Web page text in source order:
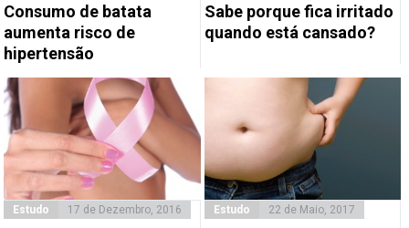
Consumo de batata
aumenta risco de
hipertensão
Sabe porque fica irritado
quando está cansado?
Estudo 17 de Dezembro, 2016 Estudo 22 de Maio, 2017